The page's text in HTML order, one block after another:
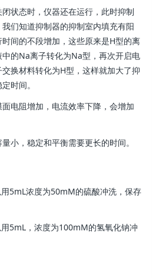
状态时，仪器还在运行，此时抑制
们知道抑制器的抑制室内填充有阳
间的不段增加，这些原来是H型的离
的Na离子转化为Na型，再次开启电
换材料转化为H型，这样就加大了抑
时间。
电阻增加，电流效率下降，会增加
小，稳定和平衡需要更长的时间。
5mL浓度为50mM的硫酸冲洗，保存
5mL，浓度为100mM的氢氧化钠冲